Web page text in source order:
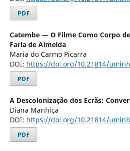
PDF
Catembe — O Filme Como Corpo
Faria de Almeida
Maria do Carmo Piçarra
DOI: https://doi.org/10.21814/
PDF
A Descolonização dos Ecrãs:
Diana Manhiça
DOI: https://doi.org/10.21814/
PDF